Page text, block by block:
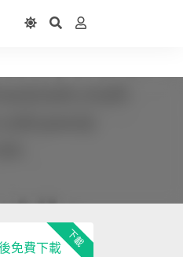
下載
免費下載